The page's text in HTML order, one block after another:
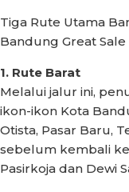
Tiga Rute Utama
Bandung Great Sale
1. Rute Barat
Melalui jalur ini,
ikon-ikon Kota
Otista, Pasar Baru,
sebelum kembali
Pasirkoja dan Dewi